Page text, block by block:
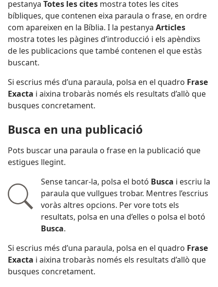
pestanya Totes les cites mostra totes les cites
bíbliques, que contenen eixa paraula o frase, en ordre
com apareixen en la Bíblia. I la pestanya Articles
mostra totes les pàgines d’introducció i els apèndixs
de les publicacions que també contenen el que estàs
buscant.
Si escrius més d’una paraula, polsa en el quadro Frase
Exacta i aixina trobaràs només els resultats d’allò que
busques concretament.
Busca en una publicació
Pots buscar una paraula o frase en la publicació que
estigues llegint.
Sense tancar-la, polsa el botó Busca i escriu la
paraula que vullgues trobar. Mentres l’escrius
voràs altres opcions. Per vore tots els
resultats, polsa en una d’elles o polsa el botó
Busca.
Si escrius més d’una paraula, polsa en el quadro Frase
Exacta i aixina trobaràs només els resultats d’allò que
busques concretament.